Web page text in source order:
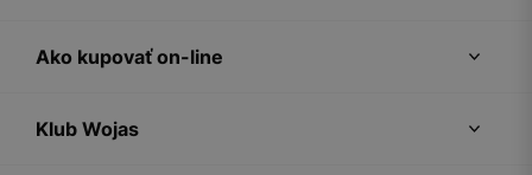
Ako kupovať on-line
Klub Wojas